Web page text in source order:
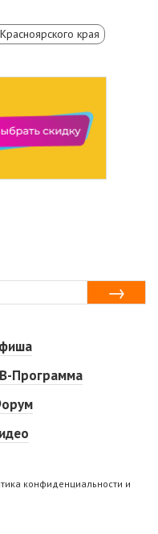
края
Программа
конфиденциальности и